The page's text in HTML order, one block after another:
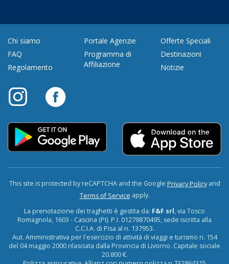
Chi siamo
FAQ
Regolamento
Portale Agenzie
Programma di
Affiliazione
Offerte Speciali
Destinazioni
Notizie
This site is protected by reCAPTCHA and the Google Privacy Policyand
Terms of Service apply.
La prenotazione dei traghetti è gestita da: F&F srl, via Tosco
Romagnola, 1603 - Cascina (PI). P.I. 01279870495, sede iscritta alla
C.C.I.A. di Pisa al n. 137953.
Aut. Amministrativa per l'esercizio di attività di viaggi e turismo n. 154
del 04 maggio 2000 rilasciata dalla Provincia di Livorno. Capitale sociale
20.800 €.